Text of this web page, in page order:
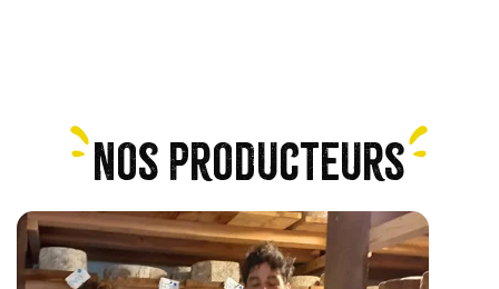
Nos producteurs